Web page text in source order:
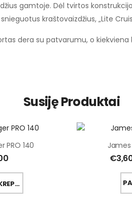
gamtoje. Dėl tvirtos
kraštovaizdžius, „Lite
dera su patvarumu, o
Susiję Produktai
PRO 140
€